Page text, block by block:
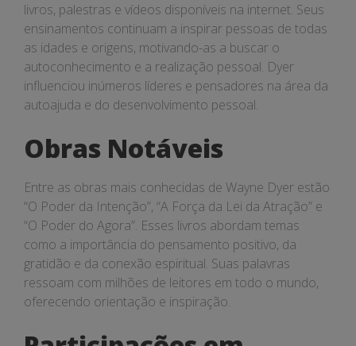
livros, palestras e vídeos disponíveis na internet. Seus
ensinamentos continuam a inspirar pessoas de todas
as idades e origens, motivando-as a buscar o
autoconhecimento e a realização pessoal. Dyer
influenciou inúmeros líderes e pensadores na área da
autoajuda e do desenvolvimento pessoal.
Obras Notáveis
Entre as obras mais conhecidas de Wayne Dyer estão
“O Poder da Intenção”, “A Força da Lei da Atração” e
“O Poder do Agora”. Esses livros abordam temas
como a importância do pensamento positivo, da
gratidão e da conexão espiritual. Suas palavras
ressoam com milhões de leitores em todo o mundo,
oferecendo orientação e inspiração.